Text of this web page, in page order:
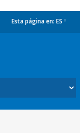
Esta página en: ES